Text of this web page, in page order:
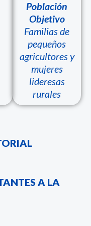
Población
Objetivo
Familias de
pequeños
agricultores y
mujeres
lideresas
rurales
A LA